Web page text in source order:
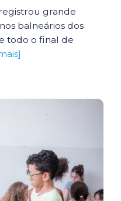
grande
balneários dos
todo o final de